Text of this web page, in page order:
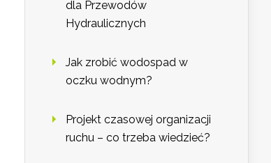
dla Przewodów
Hydraulicznych
Jak zrobić wodospad w
oczku wodnym?
Projekt czasowej organizacji
ruchu – co trzeba wiedzieć?